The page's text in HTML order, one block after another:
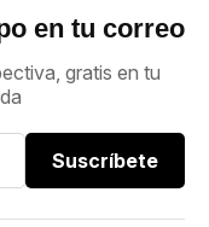
en tu correo
gratis en tu
Suscríbete